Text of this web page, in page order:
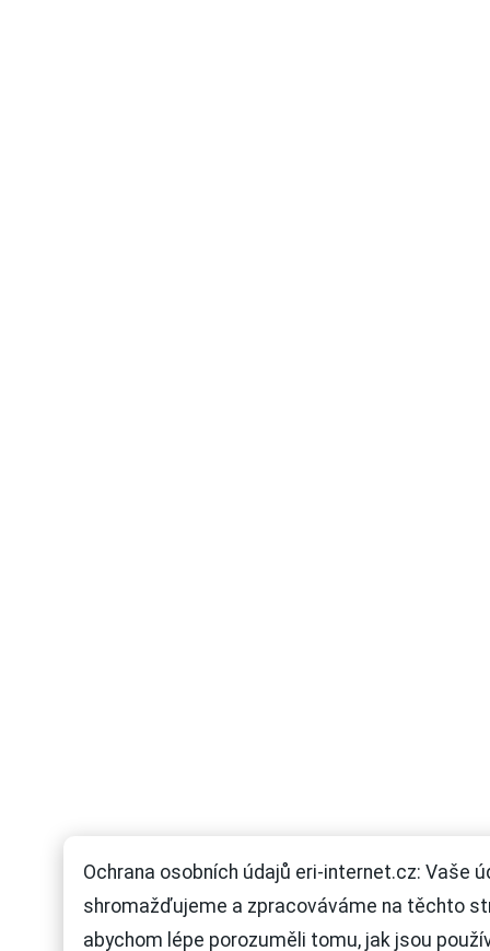
Ochrana osobních údajů eri-internet.cz: Vaše
shromažďujeme a zpracováváme na těchto
abychom lépe porozuměli tomu, jak jsou